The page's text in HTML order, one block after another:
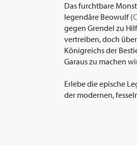
Das furchtbare
legendäre Beowulf (
gegen Grendel zu
vertreiben, doch
Königreichs der
Garaus zu machen
Erlebe die epische
der modernen,